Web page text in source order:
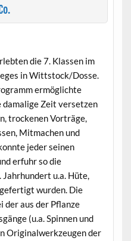
die 7. Klassen im
in Wittstock/Dosse.
ermöglichte
damalige Zeit versetzen
trockenen Vorträge,
Mitmachen und
jeder seinen
erfuhr so die
u.a. Hüte,
wurden. Die
der aus der Pflanze
(u.a. Spinnen und
Originalwerkzeugen der